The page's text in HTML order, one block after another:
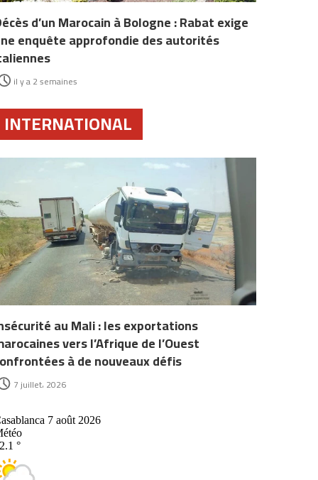
d’un Marocain à Bologne : Rabat exige
enquête approfondie des autorités
il y a 2 semaines
INTERNATIONAL
au Mali : les exportations
vers l’Afrique de l’Ouest
à de nouveaux défis
7 juillet، 2026